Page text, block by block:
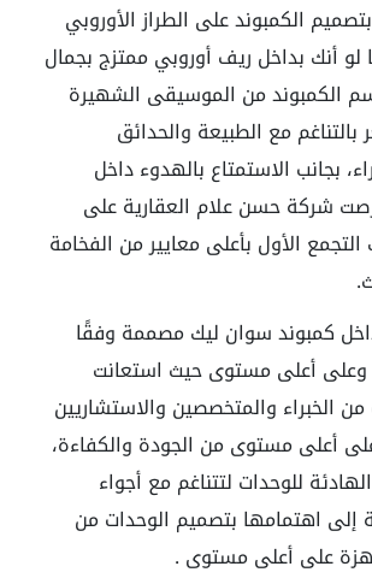
الكمبوند على الطراز الأوروبي
لو أنك بداخل ريف أوروبي ممتزج بجمال
الكمبوند من الموسيقى الشهيرة
بالتناغم مع الطبيعة والحدائق
بجانب الاستمتاع بالهدوء داخل
شركة حسن علام العقارية على
الأول بأعلى معايير من الفخامة
كمبوند سوان ليك مصممة وفقًا
وعلى أعلى مستوى حيث استعانت
الخبراء والمتخصصين والاستشاريين
أعلى مستوى من الجودة والكفاءة،
للوحدات لتتناغم مع أجواء
إلى اهتمامها بتصميم الوحدات من
على أعلى مستوى .